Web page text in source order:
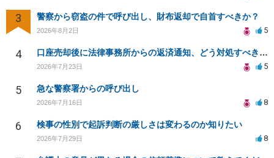
3 警察から窃盗の件で呼び出し、財布返却で自首すべきか？
2026年8月2日 5
4 口座売却後に法律事務所からの返済通知、どう対処すべきか？
2026年7月23日 5
5 急な警察署からの呼び出し
2026年7月16日 8
6 検事の性別で起訴判断の厳しさは変わるのか知りたい
2026年7月29日 8